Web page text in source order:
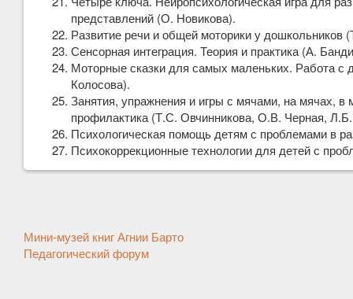
представлений (О. Новикова).
Развитие речи и общей моторики у дошкольников
Сенсорная интеграция. Теория и практика (А.
Моторные сказки для самых маленьких. Работа с
Колосова).
Занятия, упражнения и игры с мячами, на мячах, в
профилактика (Т.С. Овчинникова, О.В. Черная,
Психологическая помощь детям с проблемами в
Психокоррекционные технологии для детей с
Другие
новости
Мини-музей книг Агнии Барто
Педагогический форум